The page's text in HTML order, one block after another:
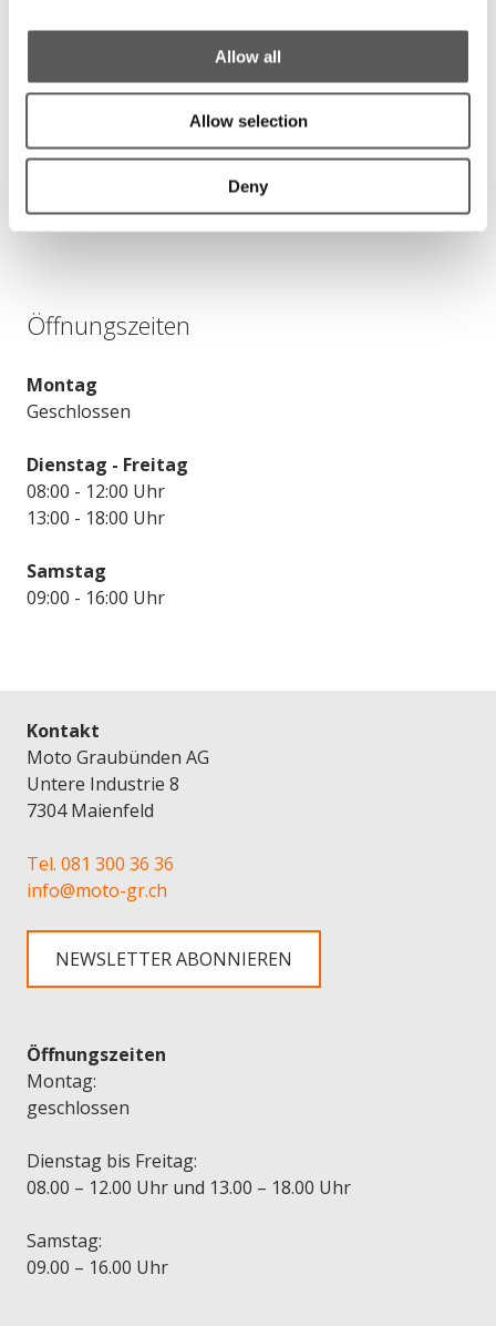
Allow all
Allow selection
Deny
Moto Graubünden AG
7304 Maienfeld
Fax: 081 300 36 39
Routenplan
Öffnungszeiten
Montag
Geschlossen
Dienstag - Freitag
08:00 - 12:00 Uhr
13:00 - 18:00 Uhr
Samstag
09:00 - 16:00 Uhr
Kontakt
Moto Graubünden AG
Untere Industrie 8
7304 Maienfeld
Tel. 081 300 36 36
info@moto-gr.ch
NEWSLETTER ABONNIEREN
Öffnungszeiten
Montag:
geschlossen
Dienstag bis Freitag:
08.00 – 12.00 Uhr und 13.00 – 18.00 Uhr
Samstag:
09.00 – 16.00 Uhr